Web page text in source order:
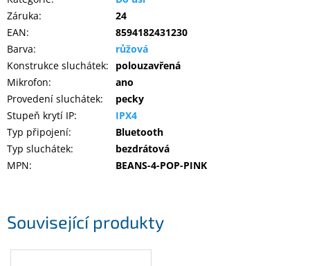
Související produkty
Záruka:
24
EAN:
8594182431230
Barva:
růžová
Konstrukce sluchátek:
polouzavřená
Mikrofon:
ano
Provedení sluchátek:
pecky
Stupeň krytí IP:
IPX4
Typ připojení:
Bluetooth
Typ sluchátek:
bezdrátová
MPN: BEANS-4-POP-PINK